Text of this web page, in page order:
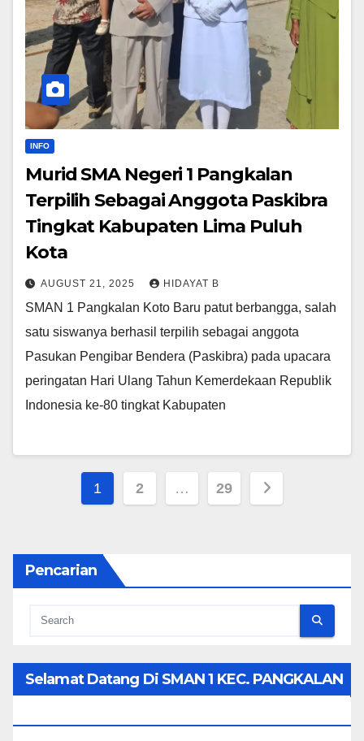
INFO
Murid SMA Negeri 1 Pangkalan
Terpilih Sebagai Anggota Paskibra
Tingkat Kabupaten Lima Puluh
Kota
AUGUST 21, 2025 HIDAYAT B
SMAN 1 Pangkalan Koto Baru patut berbangga, salah
satu siswanya berhasil terpilih sebagai anggota
Pasukan Pengibar Bendera (Paskibra) pada upacara
peringatan Hari Ulang Tahun Kemerdekaan Republik
Indonesia ke-80 tingkat Kabupaten
Posts
1 2 … 29
Pencarian
Selamat Datang Di SMAN 1 KEC. PANGKALAN